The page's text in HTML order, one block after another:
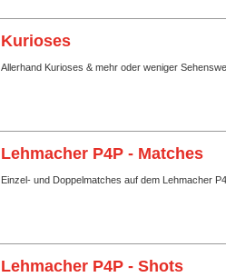
Kurioses
Allerhand Kurioses & mehr oder weniger
Lehmacher P4P - Matches
Einzel- und Doppelmatches auf dem Lehmacher
Lehmacher P4P - Shots